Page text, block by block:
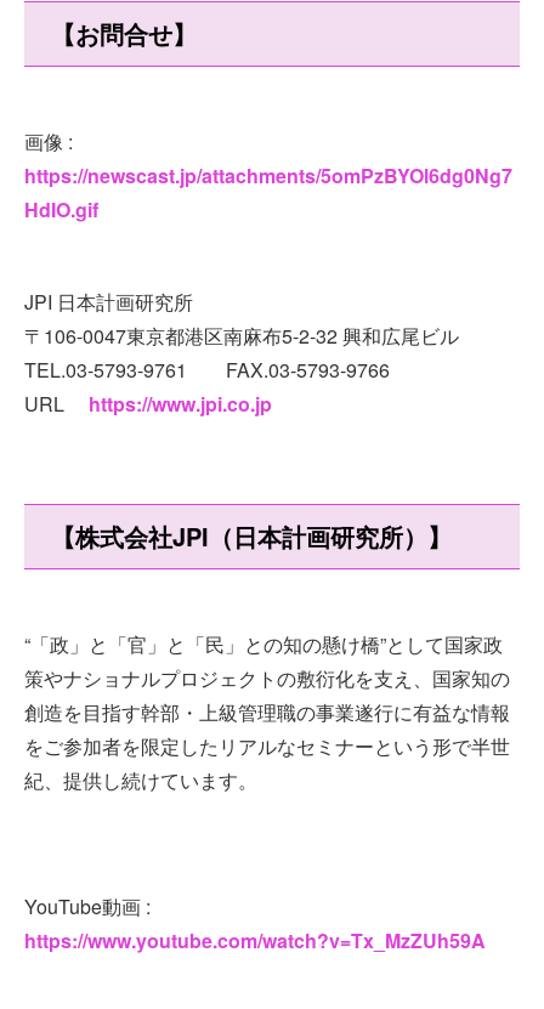
【お問合せ】
画像 :
https://newscast.jp/attachments/5omPzBYOl6dg0Ng7
HdIO.gif
JPI 日本計画研究所
〒106-0047東京都港区南麻布5-2-32 興和広尾ビル
TEL.03-5793-9761 FAX.03-5793-9766
URL https://www.jpi.co.jp
【株式会社JPI（日本計画研究所）】
“「政」と「官」と「民」との知の懸け橋”として国家政
策やナショナルプロジェクトの敷衍化を支え、国家知の
創造を目指す幹部・上級管理職の事業遂行に有益な情報
をご参加者を限定したリアルなセミナーという形で半世
紀、提供し続けています。
YouTube動画 :
https://www.youtube.com/watch?v=Tx_MzZUh59A